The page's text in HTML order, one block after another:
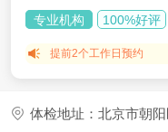
专业机构 100%好评
提前2个工作日预约
体检地址：北京市朝